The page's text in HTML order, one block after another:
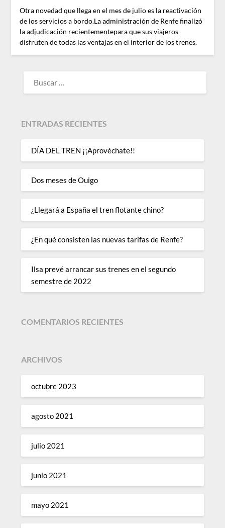
Otra novedad que llega en el mes de julio es la reactivación
de los servicios a bordo.La administración de Renfe finalizó
la adjudicación recientementepara que sus viajeros
disfruten de todas las ventajas en el interior de los trenes.
ENTRADAS RECIENTES
DÍA DEL TREN ¡¡Aprovéchate!!
Dos meses de Ouigo
¿Llegará a España el tren flotante chino?
¿En qué consisten las nuevas tarifas de Renfe?
Ilsa prevé arrancar sus trenes en el segundo
semestre de 2022
COMENTARIOS RECIENTES
ARCHIVOS
octubre 2023
agosto 2021
julio 2021
junio 2021
mayo 2021